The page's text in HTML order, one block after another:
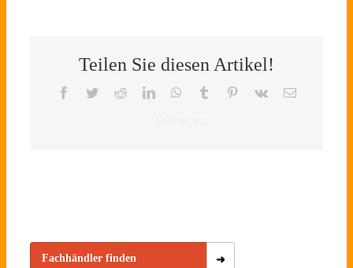
Teilen Sie diesen Artikel!
Facebook
TwitterRedditLinkedInWhatsApp
Tumblr Pinterest
Vk
E-
Fachhändler finden